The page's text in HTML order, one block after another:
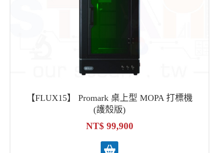
【FLUX15】 Promark 桌上型 MOPA 打標機
(護殼版)
99,900